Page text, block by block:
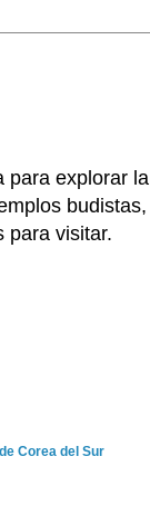
para explorar la
budistas,
para visitar.
Corea del Sur